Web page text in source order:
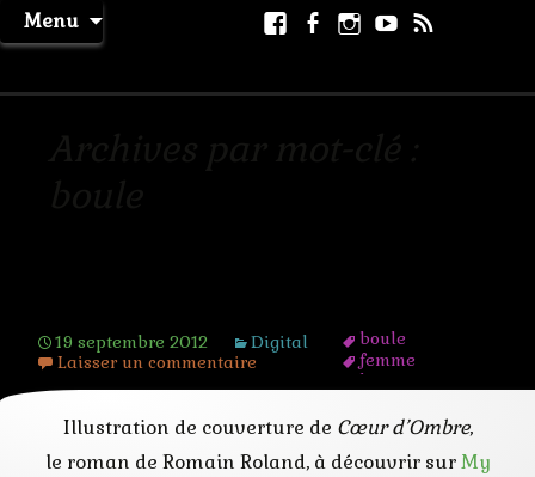
Menu
Aller
au
Facebook
Facebook
page
Instagram
Youtube
19 septembre 2012 Digital
boule
femme
lac
magie
pouvoir
Laisser un commentaire
Illustration de couverture de Cœur d’Ombre,
le roman de Romain Roland, à découvrir surMy